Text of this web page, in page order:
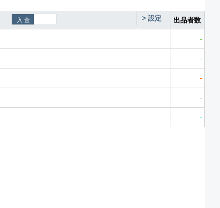
> 設定 出品者数
-
-
-
-
-